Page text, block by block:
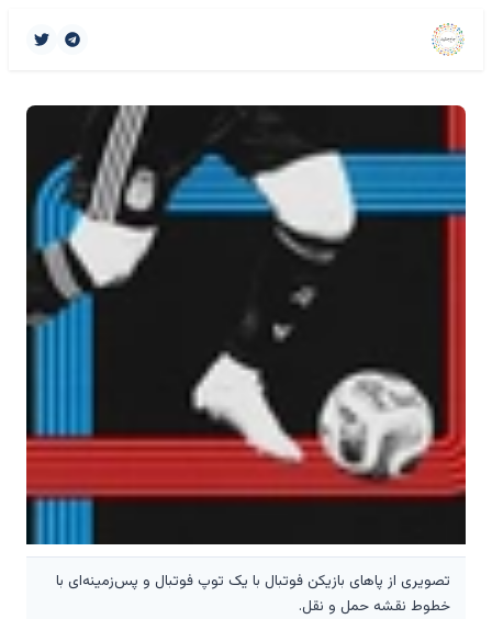
تصویری از پاهای بازیکن فوتبال با یک توپ فوتبال و پس‌زمینه‌ای با
خطوط نقشه حمل و نقل.